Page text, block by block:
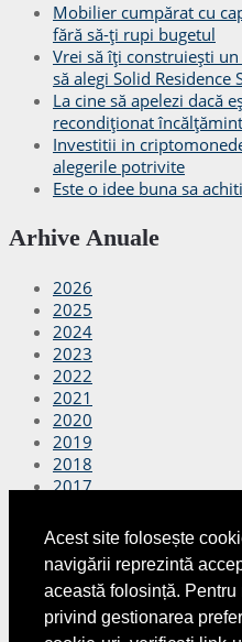
Acest site folosește
navigării reprezintă
această folosință.
privind gestionarea
Mobilier cumpărat cu
fără să-ți rupi bugetul
Vrei să îți construiești
să alegi Solid Residence
La cine să apelezi dacă
recondiționat
Investitii in
alegerile potrivite
Este o idee buna sa
Arhive Anuale
2026
2025
2024
2023
2022
2021
2020
2019
2018
2017
2015
2014
2013
2012
Copyright © 2026Finante Azi